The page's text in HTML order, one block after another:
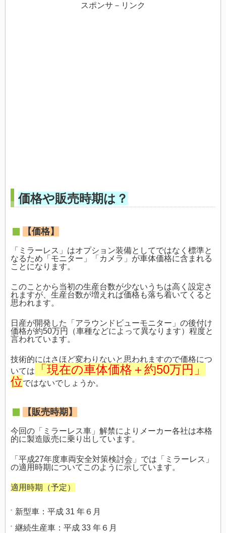
スポンサ－リンク
価格や販売時期は？
【価格】
「ミラーレス」はオプション装備としてではなく標準と
なるため「モニター」「カメラ」が車体価格に含まれる
ことになります。
このことから当初の生産台数が少ないうちは高く設定さ
れますが、生産台数が増えれば価格も落ち着いてくると
思われます。
日産が開発した「アラウンドビューモニター」の後付け
価格が約50万円（車種などによって異なります）程度と
言われています。
技術的にはさほど変わりないと思われますので価格につ
いては
「現在の車体価格＋約50万円」
位ではないでしょうか。
【販売時期】
今回の「ミラーレス車」解禁によりメーカー各社は本格
的に製造販売に乗り出しています。
「平成27年度車両安全対策検討会」では「ミラーレス」
の適用時期についてこのように示しています。
適用時期（予定）
新型車：平成 31 年６月
継続生産車：平成 33 年６月